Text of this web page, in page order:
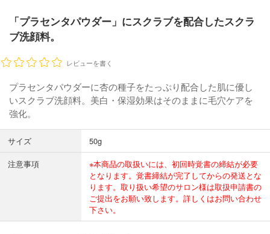
「プラセンタパウダー」にスクラブを配合したスクラ
ブ洗顔料。
レビューを書く
プラセンタパウダーに杏の種子をたっぷり配合した肌に優し
いスクラブ洗顔料。美白・保湿効果はそのままに毛穴ケアを
強化。
サイズ
50g
注意事項
※本商品の取扱いには、初回時覚書の締結が必要
となります。覚書締結が完了してからの発送とな
ります。取り扱い希望のサロン様は取扱申請書の
ご提出をお願い致します。詳しくはお問い合わせ
下さい。